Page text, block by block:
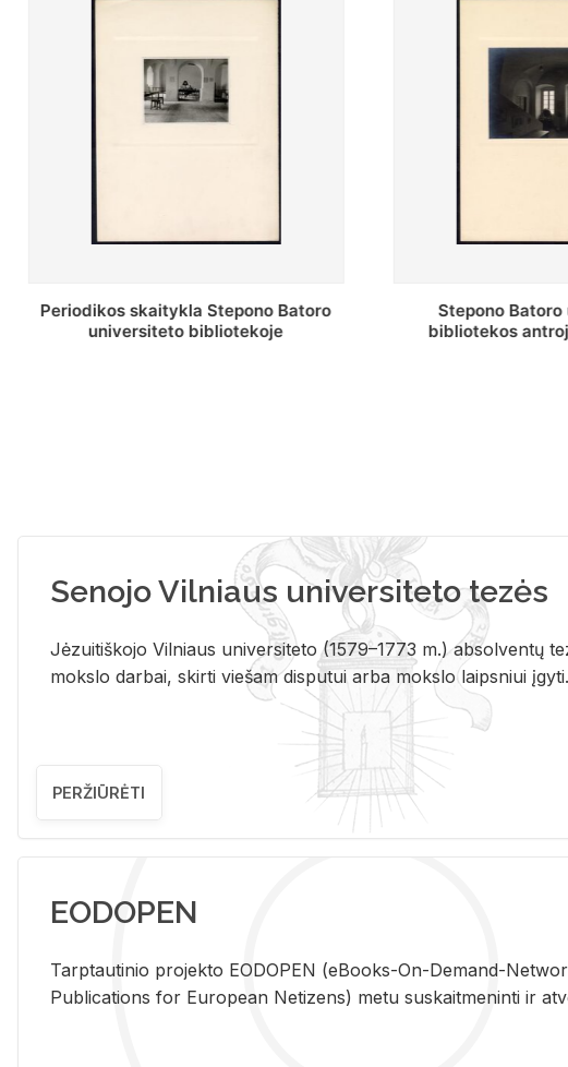
Stepono Batoro universiteto
bibliotekos antrojo aukšto fojė
Stepono
bibliotekos
Senojo Vilniaus universiteto tezės
Jėzuitiškojo Vilniaus universiteto (1579–1773 m.) absolventų
mokslo darbai, skirti viešam disputui arba mokslo laipsniui įgyti.
PERŽIŪRĖTI
EODOPEN
Tarp­tau­ti­nio pro­jek­to EO­DO­PEN (eBo­oks-On-De­mand-
Pub­li­ca­tions for Eu­ro­pe­an Ne­ti­zens) metu su­skait­me­nin­ti ir